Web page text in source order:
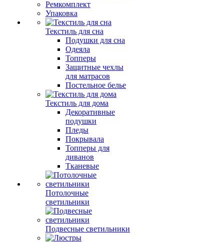
Ремкомплект
Упаковка
Текстиль для сна
Подушки для сна
Одеяла
Топперы
Защитные чехлы
для матрасов
Постельное белье
Текстиль для дома
Декоративные
подушки
Пледы
Покрывала
Топперы для
диванов
Тканевые
Потолочные
светильники
Подвесные светильники